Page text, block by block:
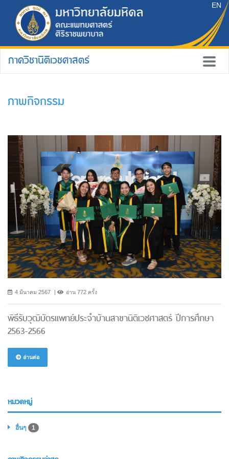
EN
ภาควิชานิติเวชศาสตร์
ภาพกิจกรรม
4 มีนาคม 2567 อ่าน 772 ครั้ง
พิธีรับวุฒิบัตรแพทย์ประจำบ้านสาขานิติเวชศาสตร์ ปีการศึกษา
2563-2566
อ่านต่อ
หมวดหมู่
อื่นๆ 1